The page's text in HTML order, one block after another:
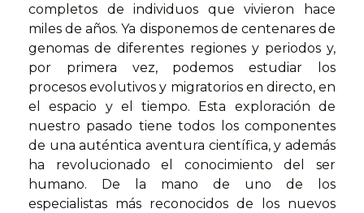
completos de individuos que vivieron hace
miles de años. Ya disponemos de centenares de
genomas de diferentes regiones y periodos y,
por primera vez, podemos estudiar los
procesos evolutivos y migratorios en directo, en
el espacio y el tiempo. Esta exploración de
nuestro pasado tiene todos los componentes
de una auténtica aventura científica, y además
ha revolucionado el conocimiento del ser
humano. De la mano de uno de los
especialistas más reconocidos de los nuevos